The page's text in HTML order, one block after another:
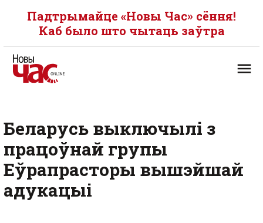
Падтрымайце «Новы Час» сёння!
Каб было што чытаць заўтра
Беларусь выключылі з
працоўнай групы
Еўрапрасторы вышэйшай
адукацыі